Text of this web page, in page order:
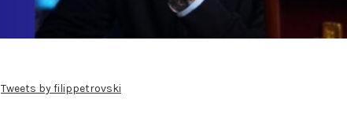
Tweets by filippetrovski